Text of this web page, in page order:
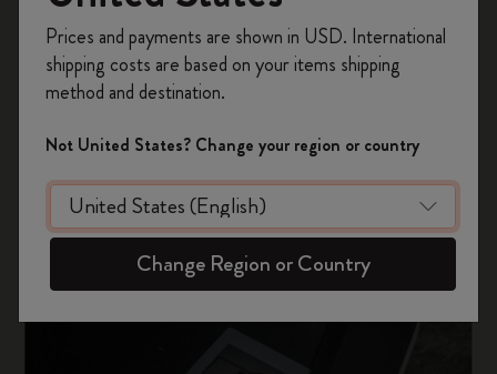
Unser Erbe
10% Rabatt sowie kostenlosen Versand auf
Ihre erste Bestellungmit dem Code
WELCOME10.
Erstellen Sie ein Moleskine Konto, um Zugang zu
exklusiven Angeboten, Mitgliedervorteilen und
noch mehr Inspiration zu erhalten.
Jetzt registrieren!
Prices and payments are shown in USD. International
shipping costs are based on your items shipping
method and destination.
Not United States? Change your region or country
Change Region or Country